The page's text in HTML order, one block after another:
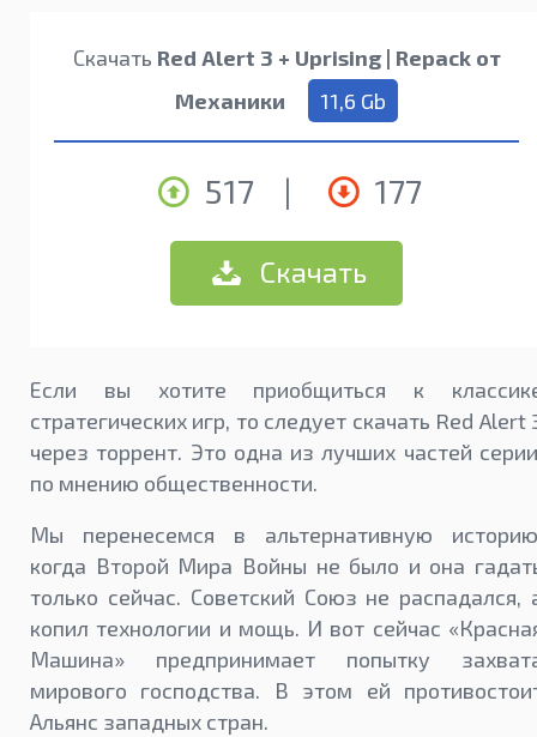
Скачать Red Alert 3 + Uprising | Repack от
Механики
11,6 Gb
517 | 177
Скачать
Если вы хотите приобщиться к
стратегических игр, то следует скачать Red Alert
через торрент. Это одна из лучших частей
по мнению общественности.
Мы перенесемся в альтернативную
когда Второй Мира Войны не было и она
только сейчас. Советский Союз не распадался,
копил технологии и мощь. И вот сейчас
Машина» предпринимает попытку
мирового господства. В этом ей
Альянс западных стран.